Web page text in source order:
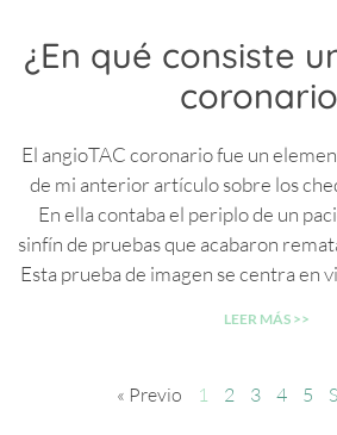
¿En qué consiste
El angioTAC coronario fue un
de mi anterior artículo sobre los
En ella contaba el periplo de un
sinfín de pruebas que acabaron
Esta prueba de imagen se centra en
LEER MÁS >>
« Previo 1 2 3 4 5